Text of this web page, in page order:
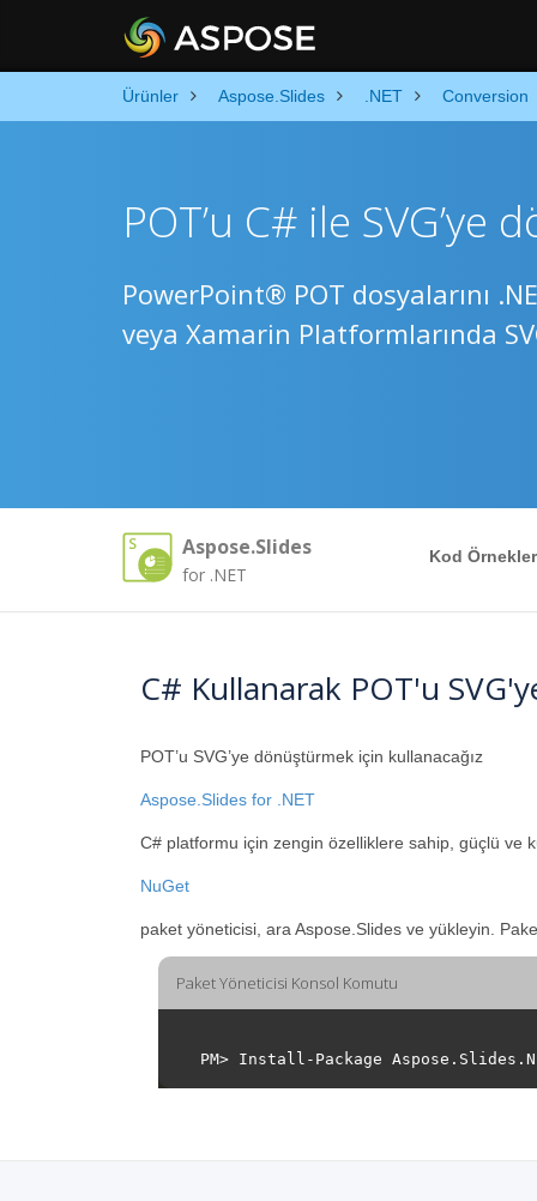
Ürünler Aspose.Slides .NET Conversion
POT’u C# ile SVG’ye
PowerPoint® POT dosyalarını
veya Xamarin Platformlarında
Aspose.Slides
for .NET
Kod
C# Kullanarak POT'u
POT’u SVG’ye dönüştürmek için kullanacağız
Aspose.Slides for .NET
C# platformu için zengin özelliklere sahip, güçlü ve
NuGet
paket yöneticisi, ara Aspose.Slides ve yükleyin.
Paket Yöneticisi Konsol Komutu